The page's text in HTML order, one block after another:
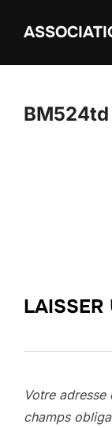
BM524td
LAISSER
Votre
champs